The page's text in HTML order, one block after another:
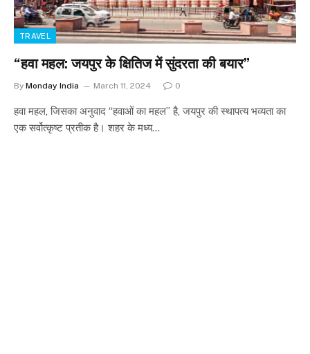
TRAVEL
“हवा महल: जयपुर के क्षितिज में सुंदरता की बयार”
By Monday India March 11, 2024 0
हवा महल, जिसका अनुवाद “हवाओं का महल” है, जयपुर की स्थापत्य भव्यता का
एक सर्वोत्कृष्ट प्रतीक है। शहर के मध्य…